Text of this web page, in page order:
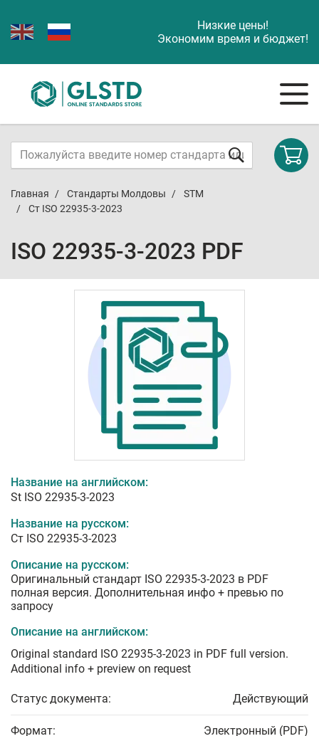
Низкие цены!
Экономим время и бюджет!
Главная Стандарты Молдовы
STM
Ст ISO 22935-3-2023
ISO 22935-3-2023 PDF
Название на английском:
St ISO 22935-3-2023
Название на русском:
Ст ISO 22935-3-2023
Описание на русском:
Оригинальный стандарт ISO 22935-3-2023 в PDF
полная версия. Дополнительная инфо + превью по
запросу
Описание на английском:
Original standard ISO 22935-3-2023 in PDF full version.
Additional info + preview on request
Статус документа: Действующий
Формат: Электронный (PDF)